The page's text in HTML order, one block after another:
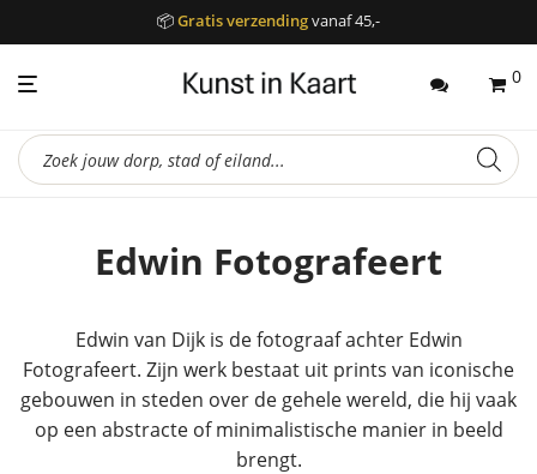
📦Gratis verzendingvanaf 45,-
0
Producten
zoeken
Edwin Fotografeert
Edwin van Dijk is de fotograaf achter Edwin
Fotografeert. Zijn werk bestaat uit prints van iconische
gebouwen in steden over de gehele wereld, die hij vaak
op een abstracte of minimalistische manier in beeld
brengt.